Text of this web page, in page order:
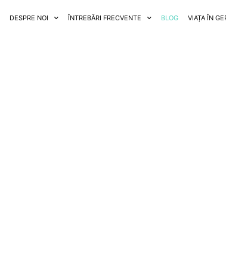
DESPRE NOI ÎNTREBĂRI FRECVENTE BLOG VIAȚA ÎN